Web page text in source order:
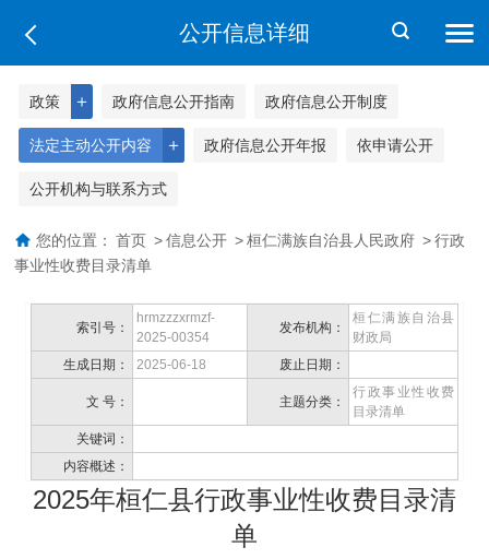
公开信息详细
＋
政策 政府信息公开指南 政府信息公开制度
＋
法定主动公开内容 政府信息公开年报 依申请公开
公开机构与联系方式
您的位置： 首页 > 信息公开 > 桓仁满族自治县人民政府 > 行政
事业性收费目录清单
索引号：
hrmzzzxrmzf-
2025-00354
发布机构：
桓仁满族自治县
财政局
生成日期：
2025-06-18 废止日期：
文 号： 主题分类：
行政事业性收费
目录清单
关键词：
内容概述：
2025年桓仁县行政事业性收费目录清
单